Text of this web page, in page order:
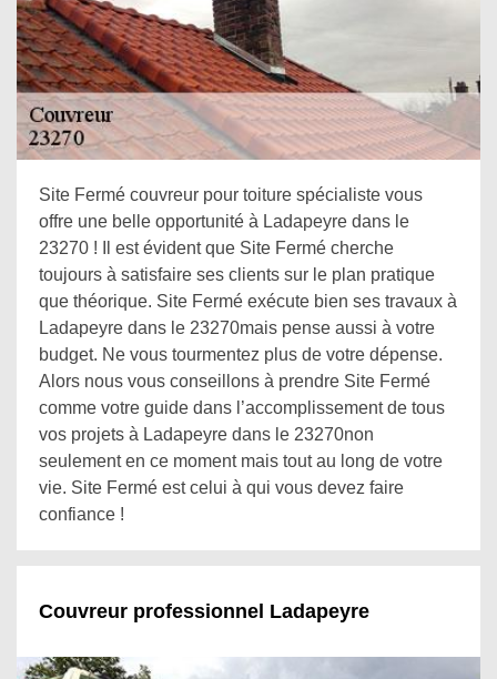
Site Fermé couvreur pour toiture spécialiste vous
offre une belle opportunité à Ladapeyre dans le
23270 ! Il est évident que Site Fermé cherche
toujours à satisfaire ses clients sur le plan pratique
que théorique. Site Fermé exécute bien ses travaux à
Ladapeyre dans le 23270mais pense aussi à votre
budget. Ne vous tourmentez plus de votre dépense.
Alors nous vous conseillons à prendre Site Fermé
comme votre guide dans l’accomplissement de tous
vos projets à Ladapeyre dans le 23270non
seulement en ce moment mais tout au long de votre
vie. Site Fermé est celui à qui vous devez faire
confiance !
Couvreur professionnel Ladapeyre